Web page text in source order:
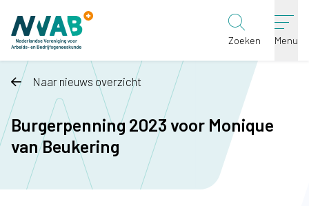
Ga naar de inhoud
Zoeken Menu
Naar nieuws overzicht
Burgerpenning 2023 voor Monique
van Beukering